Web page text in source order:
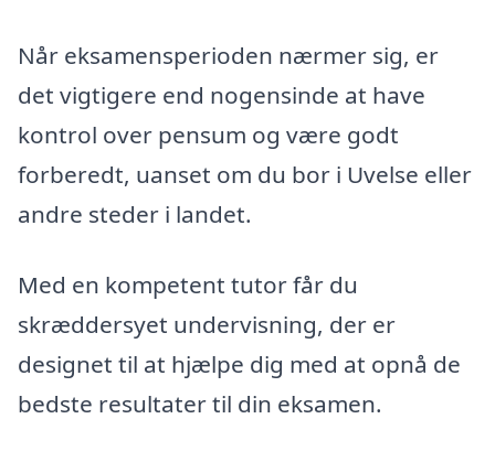
Når eksamensperioden nærmer sig, er
det vigtigere end nogensinde at have
kontrol over pensum og være godt
forberedt, uanset om du bor i Uvelse eller
andre steder i landet.
Med en kompetent tutor får du
skræddersyet undervisning, der er
designet til at hjælpe dig med at opnå de
bedste resultater til din eksamen.